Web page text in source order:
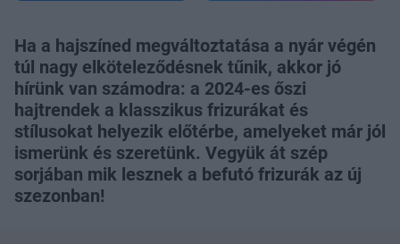
Ha a hajszíned megváltoztatása a nyár végén
túl nagy elköteleződésnek tűnik, akkor jó
hírünk van számodra: a 2024-es őszi
hajtrendek a klasszikus frizurákat és
stílusokat helyezik előtérbe, amelyeket már jól
ismerünk és szeretünk. Vegyük át szép
sorjában mik lesznek a befutó frizurák az új
szezonban!